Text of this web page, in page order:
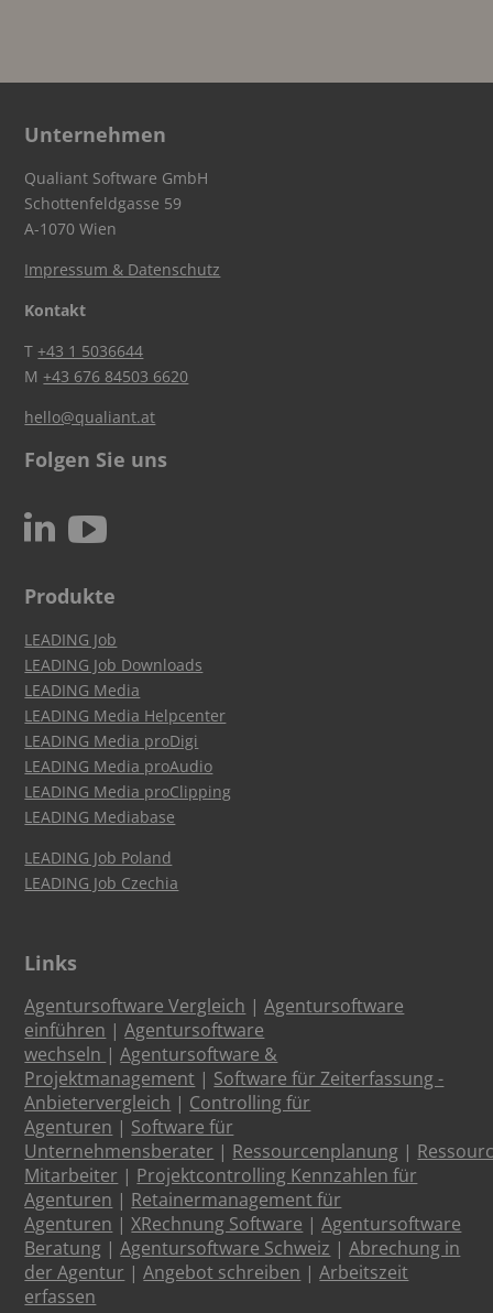
Unternehmen
Qualiant Software GmbH
Schottenfeldgasse 59
A-1070 Wien
Impressum & Datenschutz
Kontakt
T+43 1 5036644
M+43 676 84503 6620
hello@qualiant.at
Folgen Sie uns
N c
Produkte
LEADING Job
LEADING Job Downloads
LEADING Media
LEADING Media Helpcenter
LEADING Media proDigi
LEADING Media proAudio
LEADING Media proClipping
LEADING Mediabase
LEADING Job Poland
LEADING Job Czechia
Links
Agentursoftware Vergleich |Agentursoftware
einführen |Agentursoftware
wechseln |Agentursoftware &
Projektmanagement | Software für Zeiterfassung -
Anbietervergleich | Controlling für
Agenturen | Software für
Unternehmensberater | Ressourcenplanung |
Mitarbeiter | Projektcontrolling Kennzahlen für
Agenturen | Retainermanagement für
Agenturen |XRechnung Software |Agentursoftware
Beratung |Agentursoftware Schweiz |Abrechung in
der Agentur |Angebot schreiben |Arbeitszeit
erfassen